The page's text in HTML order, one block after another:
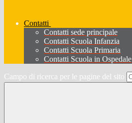
Contatti
Contatti sede principale
Contatti Scuola Infanzia
Contatti Scuola Primaria
Contatti Scuola in Ospedale
Campo di ricerca per le pagine del sito